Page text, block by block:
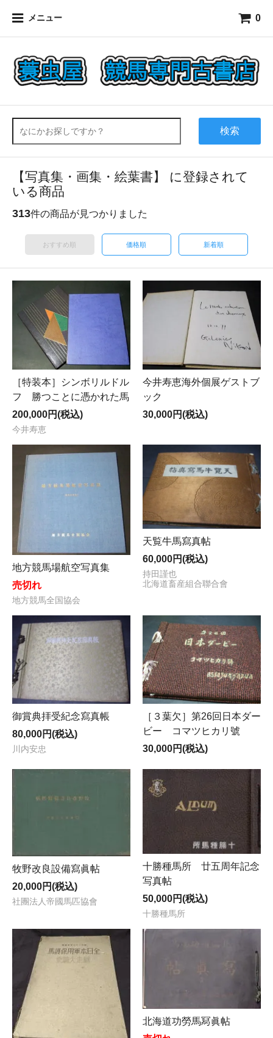
メニュー 0
検索
【写真集・画集・絵葉書】 に登録されて
いる商品
313件の商品が見つかりました
おすすめ順 価格順 新着順
［特装本］シンボリルドル
フ 勝つことに憑かれた馬
200,000円(税込)
今井寿恵
今井寿恵海外個展ゲストブ
ック
30,000円(税込)
地方競馬場航空写真集
売切れ
地方競馬全国協会
天覧牛馬寫真帖
60,000円(税込)
持田謹也
北海道畜産組合聯合會
御賞典拝受紀念寫真帳
80,000円(税込)
川内安忠
［３葉欠］第26回日本ダー
ビー コマツヒカリ號
30,000円(税込)
牧野改良設備寫眞帖
20,000円(税込)
社團法人帝國馬匹協會
十勝種馬所 廿五周年記念
写真帖
50,000円(税込)
十勝種馬所
北海道功勞馬冩眞帖